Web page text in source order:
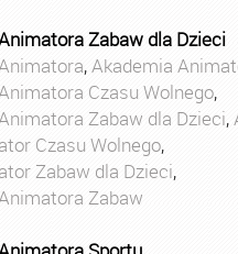
Zabaw dla Dzieci
,Akademia
Czasu Wolnego,
Zabaw dla Dzieci,
Czasu Wolnego,
Zabaw dla Dzieci,
Zabaw